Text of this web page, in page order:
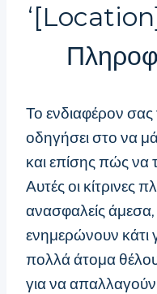
Το ενδιαφέρον σας
οδηγήσει στο να
και επίσης πώς να
Αυτές οι κίτρινες
ανασφαλείς
ενημερώνουν κάτι
πολλά άτομα
για να